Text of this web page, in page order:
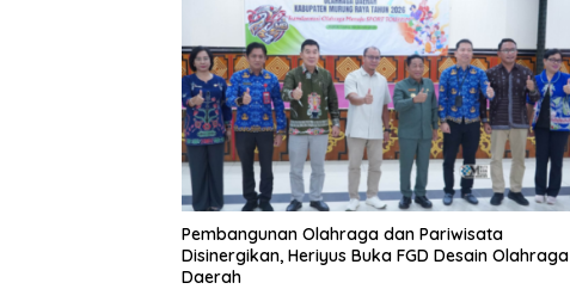
Pembangunan Olahraga dan Pariwisata
Disinergikan, Heriyus Buka FGD Desain Olahraga
Daerah